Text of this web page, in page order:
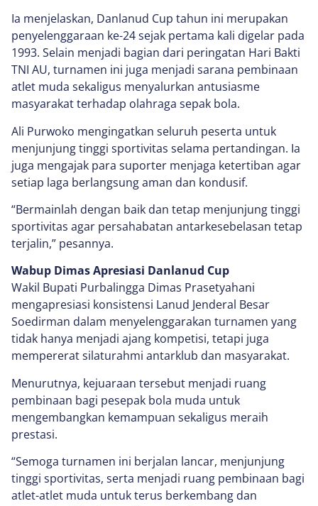
Ia menjelaskan, Danlanud Cup tahun ini merupakan
penyelenggaraan ke-24 sejak pertama kali digelar pada
1993. Selain menjadi bagian dari peringatan Hari Bakti
TNI AU, turnamen ini juga menjadi sarana pembinaan
atlet muda sekaligus menyalurkan antusiasme
masyarakat terhadap olahraga sepak bola.
Ali Purwoko mengingatkan seluruh peserta untuk
menjunjung tinggi sportivitas selama pertandingan. Ia
juga mengajak para suporter menjaga ketertiban agar
setiap laga berlangsung aman dan kondusif.
“Bermainlah dengan baik dan tetap menjunjung tinggi
sportivitas agar persahabatan antarkesebelasan tetap
terjalin,” pesannya.
Wabup Dimas Apresiasi Danlanud Cup
Wakil Bupati Purbalingga Dimas Prasetyahani
mengapresiasi konsistensi Lanud Jenderal Besar
Soedirman dalam menyelenggarakan turnamen yang
tidak hanya menjadi ajang kompetisi, tetapi juga
mempererat silaturahmi antarklub dan masyarakat.
Menurutnya, kejuaraan tersebut menjadi ruang
pembinaan bagi pesepak bola muda untuk
mengembangkan kemampuan sekaligus meraih
prestasi.
“Semoga turnamen ini berjalan lancar, menjunjung
tinggi sportivitas, serta menjadi ruang pembinaan bagi
atlet-atlet muda untuk terus berkembang dan